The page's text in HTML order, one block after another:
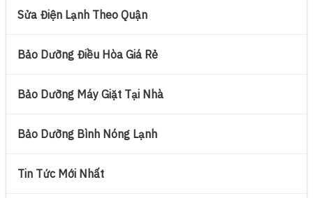
Sửa Điện Lạnh Theo Quận
Bảo Dưỡng Điều Hòa Giá Rẻ
Bảo Dưỡng Máy Giặt Tại Nhà
Bảo Dưỡng Bình Nóng Lạnh
Tin Tức Mới Nhất